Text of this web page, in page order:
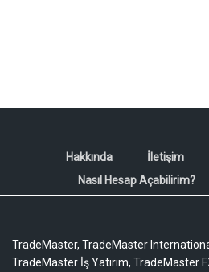
Hakkında İletişim
Nasıl Hesap Açabilirim?
TradeMaster, TradeMaster
TradeMaster İş Yatırım, TradeMaster